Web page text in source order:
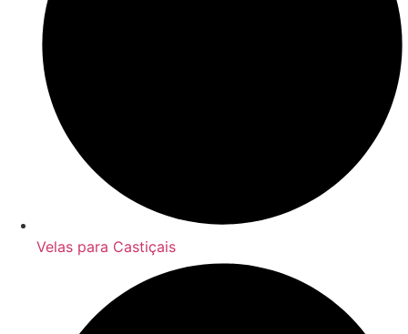
Velas para Castiçais